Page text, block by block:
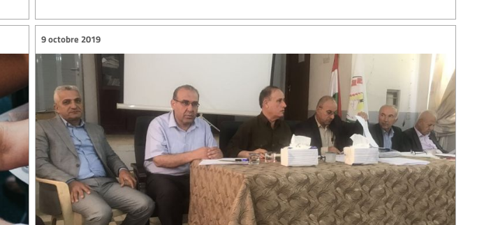
9 octobre 2019